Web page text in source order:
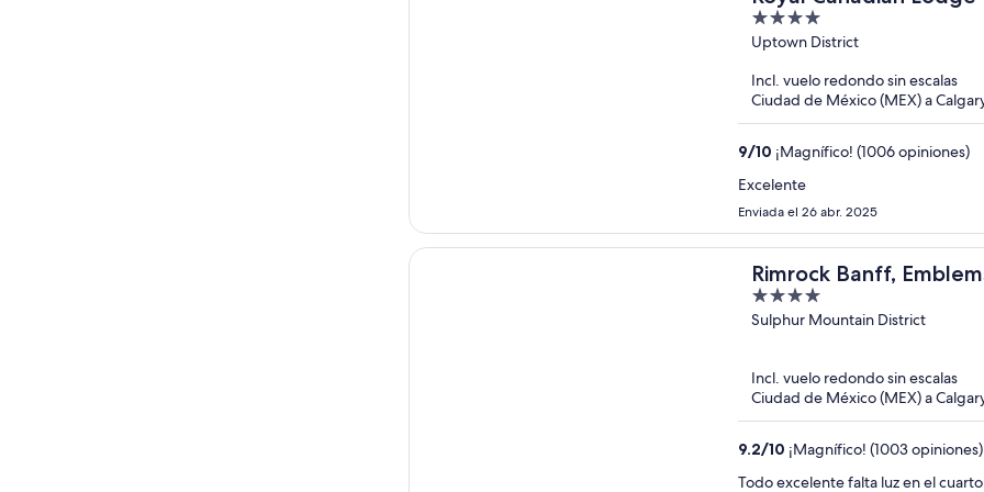
4
out
5
Uptown District
Incl. vuelo redondo sin escalas
Ciudad de México (MEX) a
9/10 ¡Magnífico! (1006 opiniones)
Excelente
Enviada el 26 abr. 2025
Rimrock Banff,
Collection
4
out
Sulphur Mountain District
Incl. vuelo redondo sin escalas
Ciudad de México (MEX) a
9.2/10 ¡Magnífico! (1003 opiniones)
Todo excelente falta luz en el